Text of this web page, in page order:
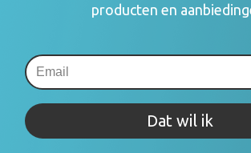
producten en
Dat wil ik